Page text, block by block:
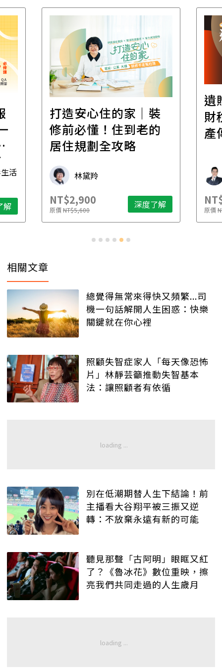
活
解
打造安心住的家｜裝
修前必懂！住到老的
居住規劃全攻略
林黛羚
NT$2,900
原價NT$5,600 深度了解
遺
財
產
原價
相關文章
總覺得無常來得快又頻繁...司
機一句話解開人生困惑：快樂
關鍵就在你心裡
照顧失智症家人「每天像恐怖
片」林靜芸籲推動失智基本
法：讓照顧者有依循
別在低潮期替人生下結論！前
主播看大谷翔平被三振又逆
轉：不放棄永遠有新的可能
聽見那聲「古阿明」眼眶又紅
了？《魯冰花》數位重映，擦
亮我們共同走過的人生歲月